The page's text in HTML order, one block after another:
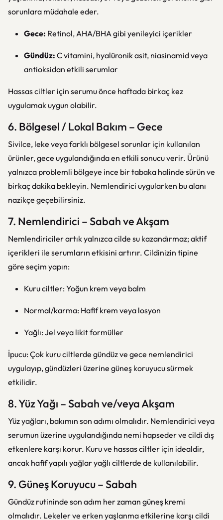
sorunlara müdahale eder.
Gece: Retinol, AHA/BHA gibi yenileyici içerikler
Gündüz: C vitamini, hyalüronik asit, niasinamid veya
antioksidan etkili serumlar
Hassas ciltler için serumu önce haftada birkaç kez
uygulamak uygun olabilir.
6. Bölgesel / Lokal Bakım – Gece
Sivilce, leke veya farklı bölgesel sorunlar için kullanılan
ürünler, gece uygulandığında en etkili sonucu verir. Ürünü
yalnızca problemli bölgeye ince bir tabaka halinde sürün ve
birkaç dakika bekleyin. Nemlendirici uygularken bu alanı
nazikçe geçebilirsiniz.
7. Nemlendirici – Sabah ve Akşam
Nemlendiriciler artık yalnızca cilde su kazandırmaz; aktif
içerikleri ile serumların etkisini artırır. Cildinizin tipine
göre seçim yapın:
Kuru ciltler: Yoğun krem veya balm
Normal/karma: Hafif krem veya losyon
Yağlı: Jel veya likit formüller
İpucu: Çok kuru ciltlerde gündüz ve gece nemlendirici
uygulayıp, gündüzleri üzerine güneş koruyucu sürmek
etkilidir.
8. Yüz Yağı – Sabah ve/veya Akşam
Yüz yağları, bakımın son adımı olmalıdır. Nemlendirici veya
serumun üzerine uygulandığında nemi hapseder ve cildi dış
etkenlere karşı korur. Kuru ve hassas ciltler için idealdir,
ancak hafif yapılı yağlar yağlı ciltlerde de kullanılabilir.
9. Güneş Koruyucu – Sabah
Gündüz rutininde son adım her zaman güneş kremi
olmalıdır. Lekeler ve erken yaşlanma etkilerine karşı cildi